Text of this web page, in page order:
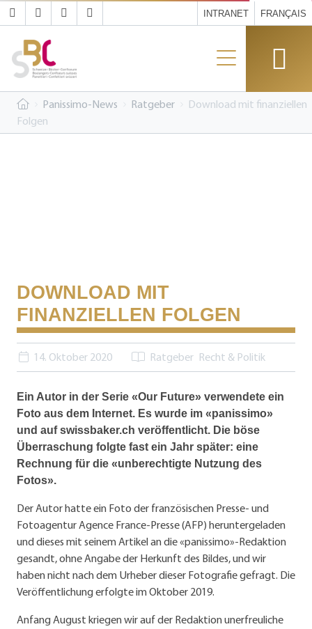
INTRANET FRANÇAIS
Panissimo-News Ratgeber
Download mit finanziellen
Folgen
DOWNLOAD MIT
FINANZIELLEN FOLGEN
14. Oktober 2020 Ratgeber Recht & Politik
Ein Autor in der Serie «Our Future» verwendete ein
Foto aus dem Internet. Es wurde im «panissimo»
und auf swissbaker.ch veröffentlicht. Die böse
Überraschung folgte fast ein Jahr später: eine
Rechnung für die «unberechtigte Nutzung des
Fotos».
Der Autor hatte ein Foto der französischen Presse- und
Fotoagentur Agence France-Presse (AFP) heruntergeladen
und dieses mit seinem Artikel an die «panissimo»-Redaktion
gesandt, ohne Angabe der Herkunft des Bildes, und wir
haben nicht nach dem Urheber dieser Fotografie gefragt. Die
Veröffentlichung erfolgte im Oktober 2019.
Anfang August kriegen wir auf der Redaktion unerfreuliche